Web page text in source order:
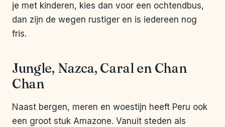
je met kinderen, kies dan voor een ochtendbus,
dan zijn de wegen rustiger en is iedereen nog
fris.
Jungle, Nazca, Caral en Chan
Chan
Naast bergen, meren en woestijn heeft Peru ook
een groot stuk Amazone. Vanuit steden als